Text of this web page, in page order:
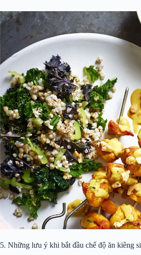
5. Những lưu ý khi bắt đầu chế độ ăn kiêng